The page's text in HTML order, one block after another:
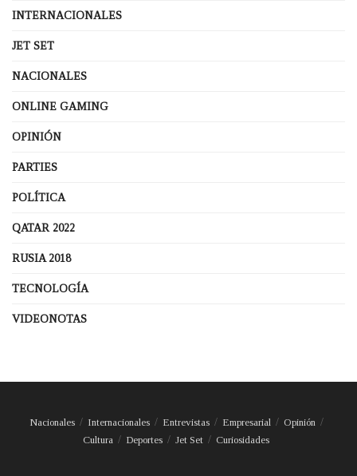
INTERNACIONALES
JET SET
NACIONALES
ONLINE GAMING
OPINIÓN
PARTIES
POLÍTICA
QATAR 2022
RUSIA 2018
TECNOLOGÍA
VIDEONOTAS
Nacionales Internacionales Entrevistas Empresarial
Opinión
Cultura
Deportes Jet Set Curiosidades